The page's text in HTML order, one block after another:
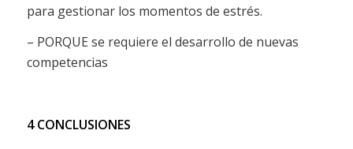
para gestionar los momentos de estrés.
– PORQUE se requiere el desarrollo de nuevas
competencias
4 CONCLUSIONES